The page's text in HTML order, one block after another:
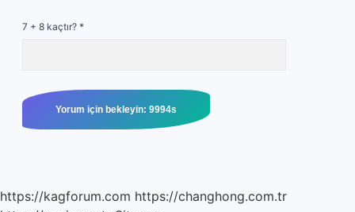
7 + 8 kaçtır? *
https://kagforum.com https://changhong.com.tr